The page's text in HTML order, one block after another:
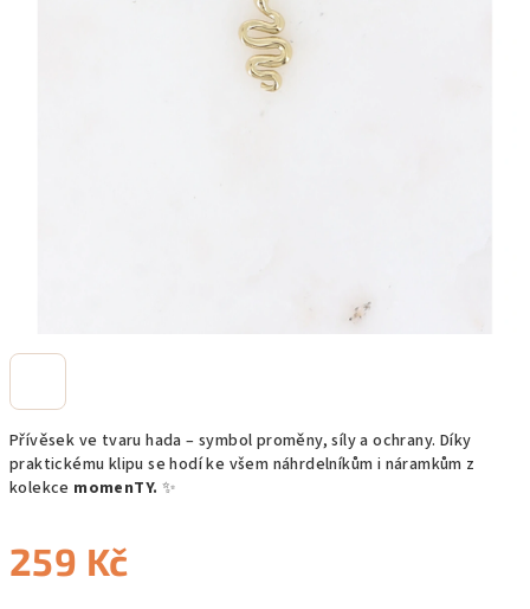
Přívěsek ve tvaru hada – symbol proměny, síly a ochrany. Díky
praktickému klipu se hodí ke všem náhrdelníkům i náramkům z
kolekce momenTY. ✨
259 Kč